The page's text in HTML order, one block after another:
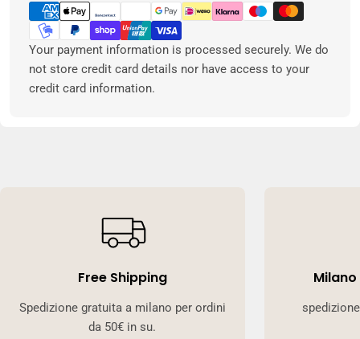
pagamento
Your payment information is processed securely. We do
not store credit card details nor have access to your
credit card information.
Free Shipping
Spedizione gratuita a milano per ordini
da 50€ in su.